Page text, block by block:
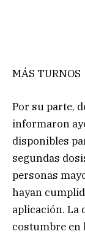
MÁS TURNOS
Por su parte,
informaron
disponibles
segundas
personas
hayan
aplicación. La
costumbre en